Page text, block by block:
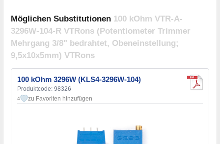
Möglichen Substitutionen 100 kOhm VTR-A-
3296W-104-R VTRons (Potentiometer Trimmer
Mehrgang 3/8" bedrahtet, Obeneinstellung;
9,5x10x5mm) VTRons
100 kOhm 3296W (KLS4-3296W-104)
Produktcode: 98326
4 zu Favoriten hinzufügen